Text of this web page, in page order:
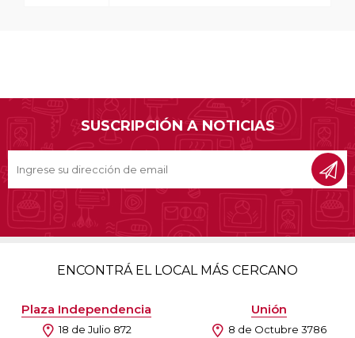
SUSCRIPCIÓN A NOTICIAS
ENCONTRÁ EL LOCAL MÁS CERCANO
Plaza Independencia
18 de Julio 872
Unión
8 de Octubre 3786